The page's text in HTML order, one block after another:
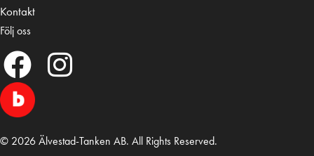
Kontakt
Följ oss
© 2026 Älvestad-Tanken AB. All Rights Reserved.